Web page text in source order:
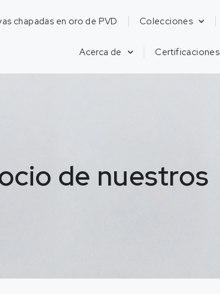
chapadas en oro de PVD Colecciones
Acerca de Certificaciones
de nuestros